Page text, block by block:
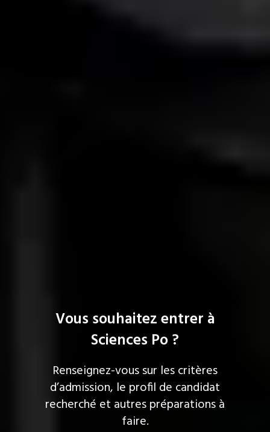
Vous souhaitez entrer à
Sciences Po ?
Renseignez-vous sur les critères
d’admission, le profil de candidat
recherché et autres préparations à
faire.